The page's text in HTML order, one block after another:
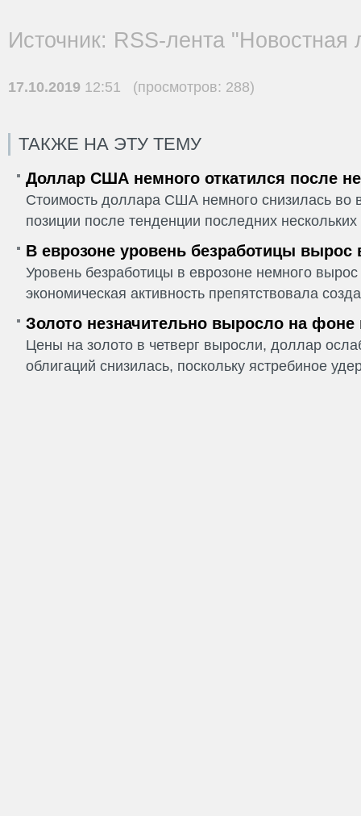
Источник: RSS-лента "Новостная
17.10.2019 12:51 (просмотров: 288)
ТАКЖЕ НА ЭТУ ТЕМУ
Доллар США немного откатился после
Стоимость доллара США немного снизилась во
позиции после тенденции последних
В еврозоне уровень безработицы вырос
Уровень безработицы в еврозоне немного
экономическая активность препятствовала
Золото незначительно выросло на фоне
Цены на золото в четверг выросли, доллар
облигаций снизилась, поскольку ястребиное